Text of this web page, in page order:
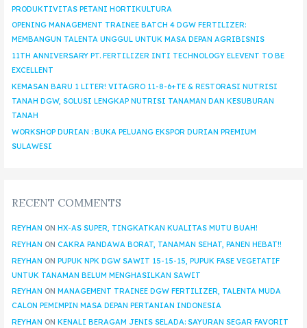
PRODUKTIVITAS PETANI HORTIKULTURA
OPENING MANAGEMENT TRAINEE BATCH 4 DGW FERTILIZER:
MEMBANGUN TALENTA UNGGUL UNTUK MASA DEPAN AGRIBISNIS
11TH ANNIVERSARY PT. FERTILIZER INTI TECHNOLOGY ELEVENT TO BE
EXCELLENT
KEMASAN BARU 1 LITER! VITAGRO 11-8-6+TE & RESTORASI NUTRISI
TANAH DGW, SOLUSI LENGKAP NUTRISI TANAMAN DAN KESUBURAN
TANAH
WORKSHOP DURIAN : BUKA PELUANG EKSPOR DURIAN PREMIUM
SULAWESI
RECENT COMMENTS
REYHAN ON HX-AS SUPER, TINGKATKAN KUALITAS MUTU BUAH!
REYHAN ON CAKRA PANDAWA BORAT, TANAMAN SEHAT, PANEN HEBAT!!
REYHAN ON PUPUK NPK DGW SAWIT 15-15-15, PUPUK FASE VEGETATIF
UNTUK TANAMAN BELUM MENGHASILKAN SAWIT
REYHAN ON MANAGEMENT TRAINEE DGW FERTILIZER, TALENTA MUDA
CALON PEMIMPIN MASA DEPAN PERTANIAN INDONESIA
REYHAN ON KENALI BERAGAM JENIS SELADA: SAYURAN SEGAR FAVORIT